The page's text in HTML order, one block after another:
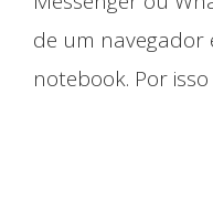
de um
notebook. Por